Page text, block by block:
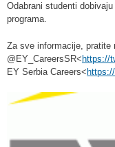
Odabrani studenti
programa.
Za sve informacije, pratite
@EY_CareersSR< https://
EY Serbia Careers<